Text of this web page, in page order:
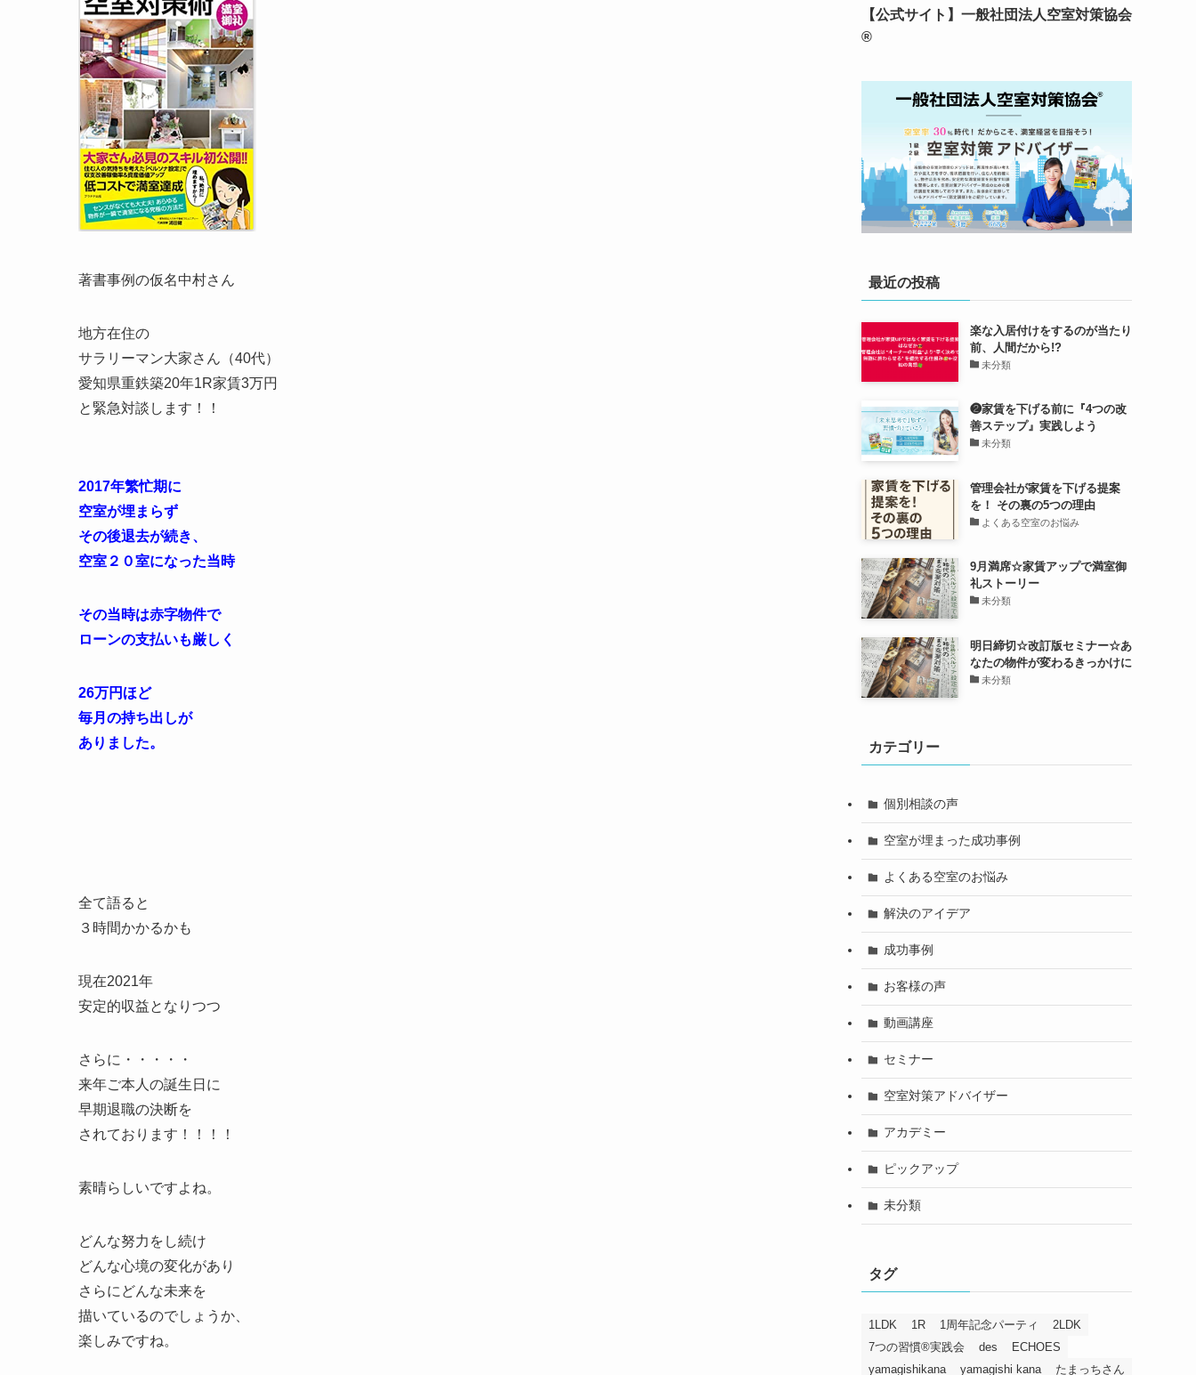
著書事例の仮名中村さん
地方在住の
サラリーマン大家さん（40代）
愛知県重鉄築20年1R家賃3万円
と緊急対談します！！
2017年繁忙期に
空室が埋まらず
その後退去が続き、
空室２０室になった当時
その当時は赤字物件で
ローンの支払いも厳しく
26万円ほど
毎月の持ち出しが
ありました。
全て語ると
３時間かかるかも
現在2021年
安定的収益となりつつ
さらに・・・・・
来年ご本人の誕生日に
早期退職の決断を
されております！！！！
素晴らしいですよね。
どんな努力をし続け
どんな心境の変化があり
さらにどんな未来を
描いているのでしょうか、
楽しみですね。
【公式サイト】一般社団法人空室対策協会
®︎
最近の投稿
楽な入居付けをするのが当たり
前、人間だから!?
未分類
❷家賃を下げる前に『4つの改
善ステップ』実践しよう
未分類
管理会社が家賃を下げる提案
を！ その裏の5つの理由
よくある空室のお悩み
9月満席☆家賃アップで満室御
礼ストーリー
未分類
明日締切☆改訂版セミナー☆あ
なたの物件が変わるきっかけに
未分類
カテゴリー
個別相談の声
空室が埋まった成功事例
よくある空室のお悩み
解決のアイデア
成功事例
お客様の声
動画講座
セミナー
空室対策アドバイザー
アカデミー
ピックアップ
未分類
タグ
1LDK 1R 1周年記念パーティ
2LDK
7つの習慣®️実践会
des
ECHOES
yamagishikana
yamagishi kana たまっちさん